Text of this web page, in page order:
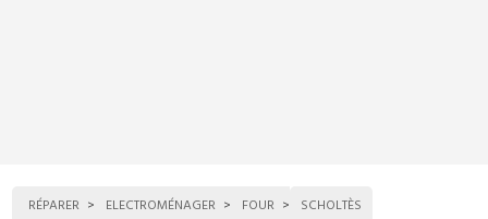
RÉPARER ELECTROMÉNAGER FOUR SCHOLTÈS